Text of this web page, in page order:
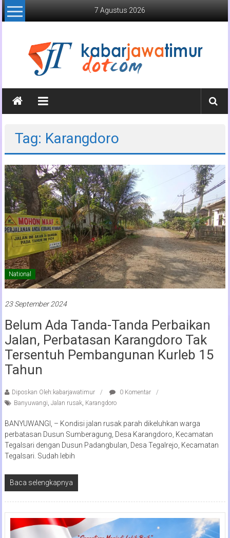
Lompat
ke
7 Agustus 2026
Kabar
Jawa
Media
Jawa
Timur
Tag: Karangdoro
National
23 September 2024
Belum Ada Tanda-Tanda Perbaikan
Jalan, Perbatasan Karangdoro Tak
Tersentuh Pembangunan Kurleb 15
Tahun
Diposkan Oleh:kabarjawatimur
0 Komentar
Banyuwangi, Jalan rusak, Karangdoro
BANYUWANGI, – Kondisi jalan rusak parah dikeluhkan warga
perbatasan Dusun Sumberagung, Desa Karangdoro, Kecamatan
Tegalsari dengan Dusun Padangbulan, Desa Tegalrejo, Kecamatan
Tegalsari. Sudah lebih
Baca selengkapnya